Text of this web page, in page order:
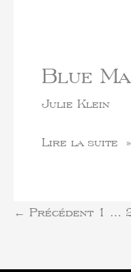
Blue
Julie Klein
Lire la suite »
← Précédent 1 …